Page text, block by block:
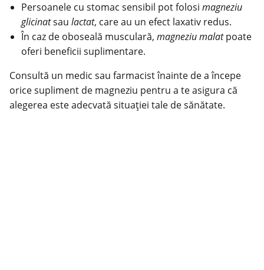
Persoanele cu stomac sensibil pot folosi magneziu
glicinatsau lactat, care au un efect laxativ redus.
În caz de oboseală musculară, magneziu malatpoate
oferi beneficii suplimentare.
Consultă un medic sau farmacist înainte de a începe
orice supliment de magneziu pentru a te asigura că
alegerea este adecvată situației tale desănătate.